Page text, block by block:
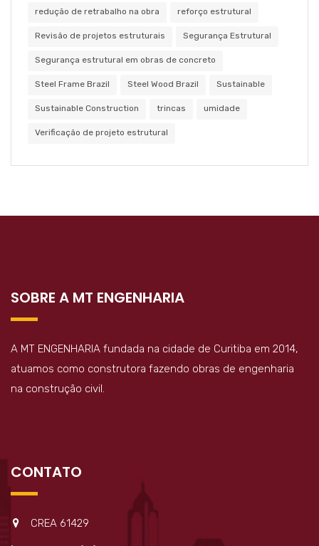
redução de retrabalho na obra reforço estrutural
Revisão de projetos estruturais Segurança Estrutural
Segurança estrutural em obras de concreto
Steel Frame Brazil Steel Wood Brazil Sustainable
Sustainable Construction trincas umidade
Verificação de projeto estrutural
SOBRE A MT ENGENHARIA
A MT ENGENHARIA fundada na cidade de Curitiba em 2014,
atuamos como construtora fazendo obras de engenharia
na construção civil.
CONTATO
CREA 61429